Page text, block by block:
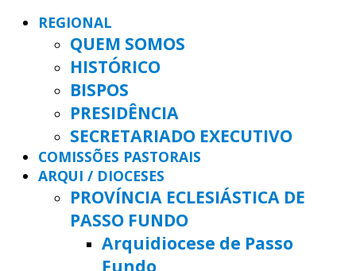
REGIONAL
QUEM SOMOS
HISTÓRICO
BISPOS
PRESIDÊNCIA
SECRETARIADO EXECUTIVO
COMISSÕES PASTORAIS
ARQUI / DIOCESES
PROVÍNCIA ECLESIÁSTICA DE
PASSO FUNDO
Arquidiocese de Passo
Fundo